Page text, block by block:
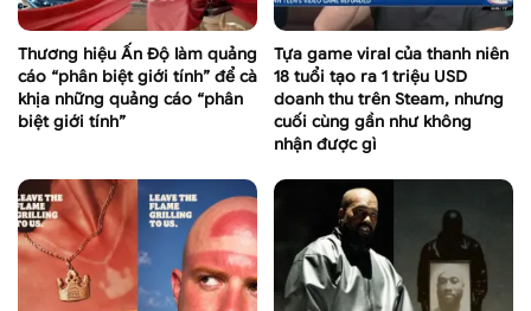
Thương hiệu Ấn Độ làm quảng
cáo “phân biệt giới tính” để cà
khịa những quảng cáo “phân
biệt giới tính”
Tựa game viral của thanh niên
18 tuổi tạo ra 1 triệu USD
doanh thu trên Steam, nhưng
cuối cùng gần như không
nhận được gì